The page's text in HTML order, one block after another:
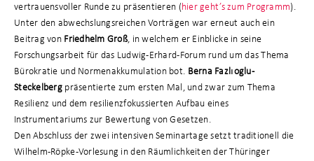
vertrauensvoller Runde zu präsentieren (hier geht’s zum Programm).
Unter den abwechslungsreichen Vorträgen war erneut auch ein
Beitrag von Friedhelm Groß, in welchem er Einblicke in seine
Forschungsarbeit für das Ludwig-Erhard-Forum rund um das Thema
Bürokratie und Normenakkumulation bot. Berna Fazlıoglu-
Steckelbergpräsentierte zum ersten Mal, und zwar zum Thema
Resilienz und dem resilienzfokussierten Aufbau eines
Instrumentariums zur Bewertung von Gesetzen.
Den Abschluss der zwei intensiven Seminartage setzt traditionell die
Wilhelm-Röpke-Vorlesung in den Räumlichkeiten der Thüringer